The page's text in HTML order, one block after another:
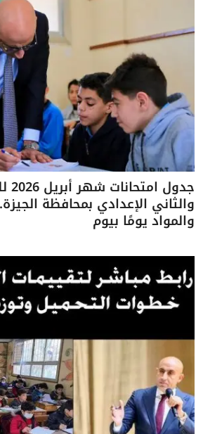
والثاني الإعدادي بمحافظة
والمواد يومًا بيوم